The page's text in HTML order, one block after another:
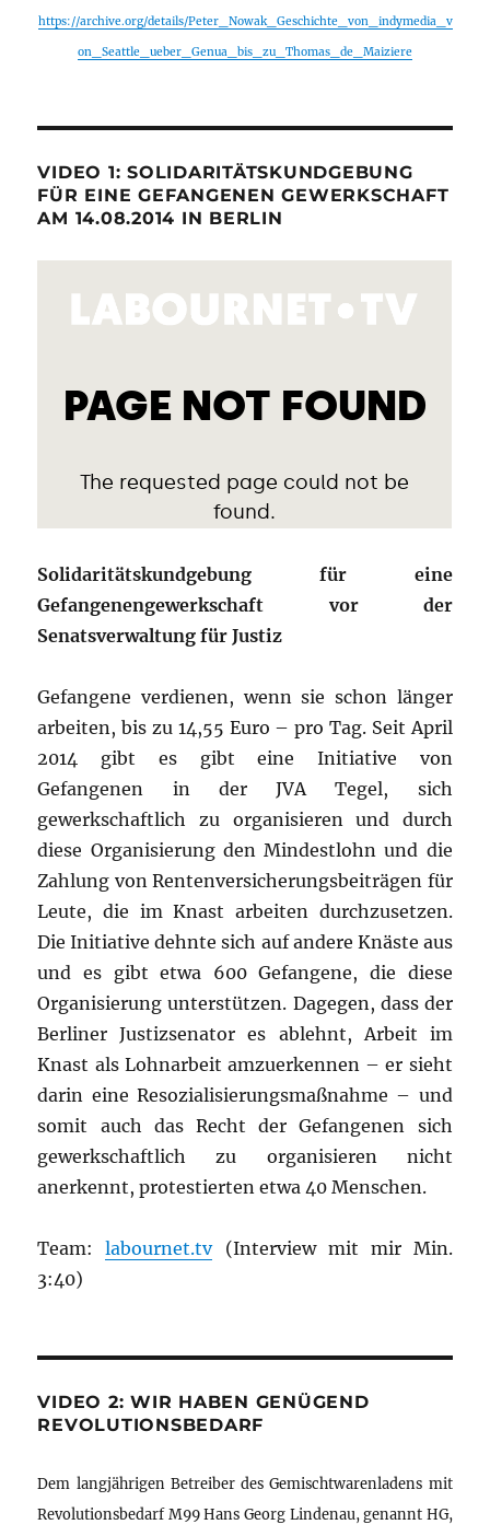
https://archive.org/details/Peter_Nowak_Geschichte_von_indymedia_v
on_Seattle_ueber_Genua_bis_zu_Thomas_de_Maiziere
VIDEO 1: SOLIDARITÄTSKUNDGEBUNG
FÜR EINE GEFANGENEN GEWERKSCHAFT
AM 14.08.2014 IN BERLIN
Solidaritätskundgebung für eine
Gefangenengewerkschaft vor der
Senatsverwaltung für Justiz
Gefangene verdienen, wenn sie schon länger
arbeiten, bis zu 14,55 Euro – pro Tag. Seit April
2014 gibt es gibt eine Initiative von
Gefangenen in der JVA Tegel, sich
gewerkschaftlich zu organisieren und durch
diese Organisierung den Mindestlohn und die
Zahlung von Rentenversicherungsbeiträgen für
Leute, die im Knast arbeiten durchzusetzen.
Die Initiative dehnte sich auf andere Knäste aus
und es gibt etwa 600 Gefangene, die diese
Organisierung unterstützen. Dagegen, dass der
Berliner Justizsenator es ablehnt, Arbeit im
Knast als Lohnarbeit amzuerkennen – er sieht
darin eine Resozialisierungsmaßnahme – und
somit auch das Recht der Gefangenen sich
gewerkschaftlich zu organisieren nicht
anerkennt, protestierten etwa 40 Menschen.
Team:labournet.tv(Interview mit mir Min.
3:40)
VIDEO 2: WIR HABEN GENÜGEND
REVOLUTIONSBEDARF
Dem langjährigen Betreiber des Gemischtwarenladens mit
Revolutionsbedarf M99 Hans Georg Lindenau, genannt HG,